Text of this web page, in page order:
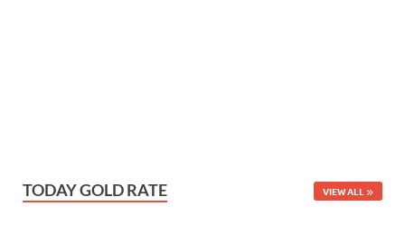
TODAY GOLD RATE VIEW ALL